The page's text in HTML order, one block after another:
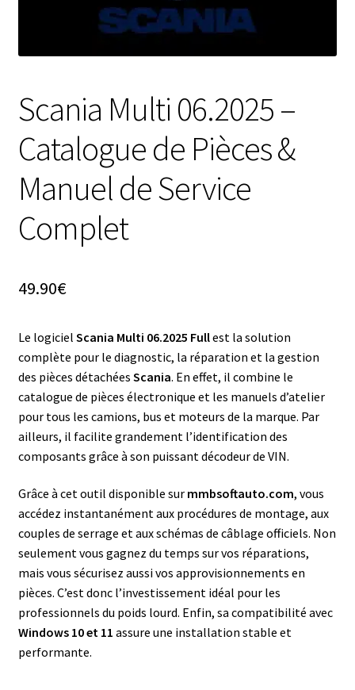
Scania Multi 06.2025 –
Catalogue de Pièces &
Manuel de Service
Complet
49.90€
Le logiciel Scania Multi 06.2025 Fullest la solution
complète pour le diagnostic, la réparation et la gestion
des pièces détachées Scania. En effet, il combine le
catalogue de pièces électronique et les manuels d’atelier
pour tous les camions, bus et moteurs de la marque. Par
ailleurs, il facilite grandement l’identification des
composants grâce à son puissant décodeur de VIN.
Grâce à cet outil disponible sur mmbsoftauto.com, vous
accédez instantanément aux procédures de montage, aux
couples de serrage et aux schémas de câblage officiels. Non
seulement vous gagnez du temps sur vos réparations,
mais vous sécurisez aussi vos approvisionnements en
pièces. C’est donc l’investissement idéal pour les
professionnels du poids lourd. Enfin, sa compatibilité avec
Windows 10 et 11 assure une installation stable et
performante.